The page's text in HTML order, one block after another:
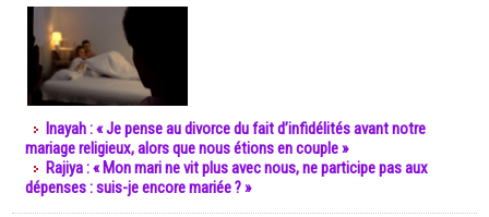
Inayah : « Je pense au divorce du fait d’infidélités avant notre
mariage religieux, alors que nous étions en couple »
Rajiya : « Mon mari ne vit plus avec nous, ne participe pas aux
dépenses : suis-je encore mariée ? »